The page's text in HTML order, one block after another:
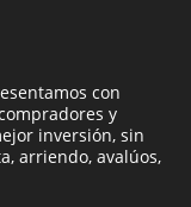
con
y
inversión, sin
arriendo, avalúos,